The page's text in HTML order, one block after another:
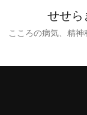
せせら
こころの病気、精